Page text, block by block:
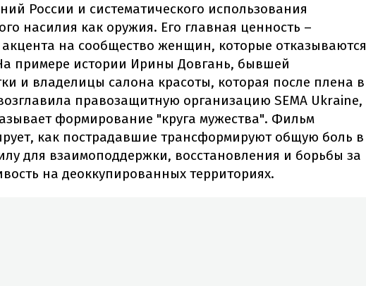
России и систематического использования
насилия как оружия. Его главная ценность –
на сообщество женщин, которые отказываются
примере истории Ирины Довгань, бывшей
и владелицы салона красоты, которая после плена в
правозащитную организацию SEMA Ukraine,
формирование "круга мужества". Фильм
как пострадавшие трансформируют общую боль в
для взаимоподдержки, восстановления и борьбы за
на деоккупированных территориях.